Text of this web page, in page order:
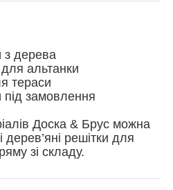
з дерева
альтанки
тераси
під замовлення
Доска & Брус можна
решітки для
зі складу.